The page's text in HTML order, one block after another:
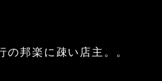
の邦楽に疎い店主。。